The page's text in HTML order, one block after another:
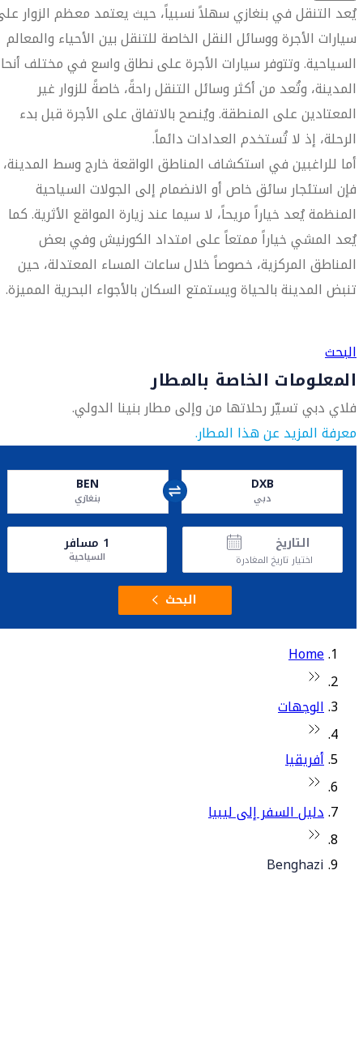
يُعد التنقل في بنغازي سهلاً نسبياً، حيث يعتمد معظم الزوار
سيارات الأجرة ووسائل النقل الخاصة للتنقل بين الأحياء والمعالم
السياحية. وتتوفر سيارات الأجرة على نطاق واسع في مختلف
المدينة، وتُعد من أكثر وسائل التنقل راحةً، خاصةً للزوار غير
المعتادين على المنطقة. ويُنصح بالاتفاق على الأجرة قبل بدء
الرحلة، إذ لا تُستخدم العدادات دائماً.
أما للراغبين في استكشاف المناطق الواقعة خارج وسط المدينة،
فإن استئجار سائق خاص أو الانضمام إلى الجولات السياحية
المنظمة يُعد خياراً مريحاً، لا سيما عند زيارة المواقع الأثرية. كما
يُعد المشي خياراً ممتعاً على امتداد الكورنيش وفي بعض
المناطق المركزية، خصوصاً خلال ساعات المساء المعتدلة، حين
تنبض المدينة بالحياة ويستمتع السكان بالأجواء البحرية المميزة.
البحث
المعلومات الخاصة بالمطار
فلاي دبي تسيّر رحلاتها من وإلى مطار بنينا الدولي.
معرفة المزيد عن هذا المطار.
DXB
دبي
BEN
بنغازي
التاريخ
اختيار تاريخ المغادرة
1 مسافر
السياحية
البحث
Home
الوجهات
أفريقيا
دليل السفر إلى ليبيا
Benghazi